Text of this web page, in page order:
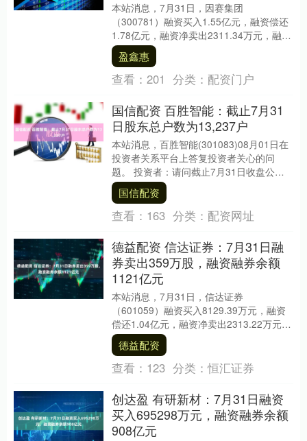
本站消息，7月31日，因赛集团
（300781）融资买入1.55亿元，融资偿还
1.78亿元，融资净卖出2311.34万元，融资
余额3.19亿元。 融券方面，当日无....
盈鑫惠
查看： 201 分类： 配资门户
国信配资 百胜智能：截止7月31
日股东总户数为13,237户
本站消息，百胜智能(301083)08月01日在
投资者关系平台上答复投资者关心的问
题。 投资者：请问截止7月31日收盘公司
的股东人数是多少？百胜智能董秘：尊敬
的....
国信配资
查看： 163 分类： 配资网址
德益配资 信达证券：7月31日融
券卖出359万股，融资融券余额
1121亿元
本站消息，7月31日，信达证券
（601059）融资买入8129.39万元，融资
偿还1.04亿元，融资净卖出2313.22万元，
融资余额11.2亿元，近20个交易....
德益配资
查看： 123 分类：恒汇证券
创达盈 有研新材：7月31日融资
买入695298万元，融资融券余额
908亿元